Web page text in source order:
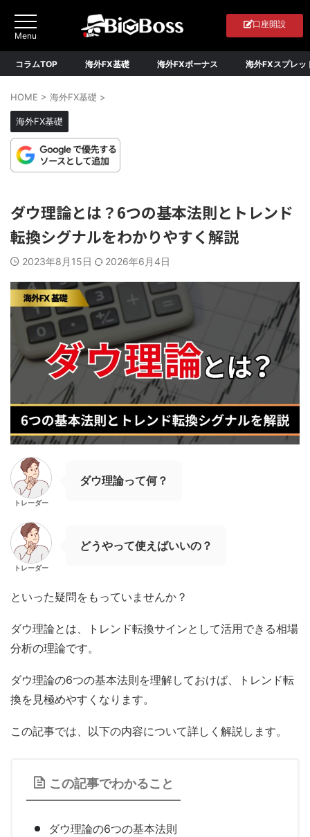
口座開設
コラムTOP 海外FX基礎 海外FXボーナス 海外FXスプレッ
HOME > 海外FX基礎 >
海外FX基礎
ダウ理論とは？6つの基本法則とトレンド
転換シグナルをわかりやすく解説
2023年8月15日 2026年6月4日
トレーダー
ダウ理論って何？
トレーダー
どうやって使えばいいの？
といった疑問をもっていませんか？
ダウ理論とは、トレンド転換サインとして活用できる相場
分析の理論です。
ダウ理論の6つの基本法則を理解しておけば、トレンド転
換を見極めやすくなります。
この記事では、以下の内容について詳しく解説します。
この記事でわかること
ダウ理論の6つの基本法則